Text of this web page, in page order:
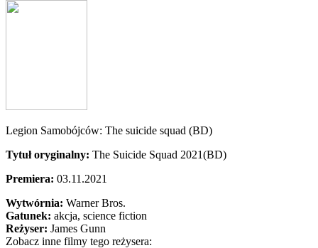
Legion Samobójców: The suicide squad (BD)
Tytuł oryginalny: The Suicide Squad 2021(BD)
Premiera: 03.11.2021
Wytwórnia: Warner Bros.
Gatunek: akcja, science fiction
Reżyser: James Gunn
Zobacz inne filmy tego reżysera: